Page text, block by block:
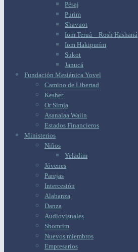
Pésaj
Purim
Shavuot
Iom Teruá – Rosh Hashaná
Iom Hakipurím
Sukot
Janucá
Fundación Mesiánica Yovel
Camino de Libertad
Kesher
Or Simja
Asanalaa Waiin
Estados Financieros
Ministerios
Niños
Yeladim
Jóvenes
Parejas
Intercesión
Alabanza
Danza
Audiovisuales
Shomrim
Nuevos miembros
Empresarios